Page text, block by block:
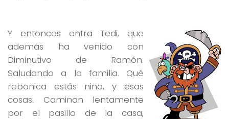
Y entonces entra Tedi, que
además ha venido con
Diminutivo de Ramón.
Saludando a la familia. Qué
rebonica estás niña, y esas
cosas. Caminan lentamente
por el pasillo de la casa,